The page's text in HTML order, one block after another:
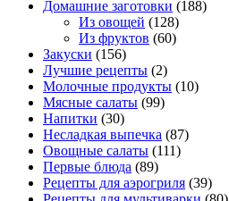
Домашние заготовки (188)
Из овощей (128)
Из фруктов (60)
Закуски (156)
Лучшие рецепты (2)
Молочные продукты (10)
Мясные салаты (99)
Напитки (30)
Несладкая выпечка (87)
Овощные салаты (111)
Первые блюда (89)
Рецепты для аэрогриля (39)